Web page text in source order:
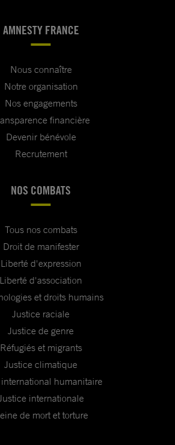
AMNESTY FRANCE
Nous connaître
Notre organisation
Nos engagements
financière
Devenir bénévole
Recrutement
NOS COMBATS
Tous nos combats
Droit de manifester
Liberté d'expression
Liberté d'association
et droits humains
Justice raciale
Justice de genre
Réfugiés et migrants
Justice climatique
humanitaire
internationale
de mort et torture